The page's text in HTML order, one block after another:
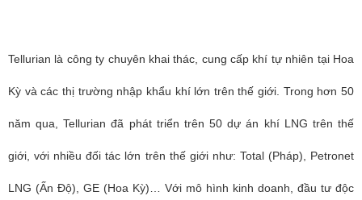
Tellurian là công ty chuyên khai thác, cung cấp khí tự nhiên tại Hoa
Kỳ và các thị trường nhập khẩu khí lớn trên thế giới. Trong hơn 50
năm qua, Tellurian đã phát triển trên 50 dự án khí LNG trên thế
giới, với nhiều đối tác lớn trên thế giới như: Total (Pháp), Petronet
LNG (Ấn Độ), GE (Hoa Kỳ)… Với mô hình kinh doanh, đầu tư độc